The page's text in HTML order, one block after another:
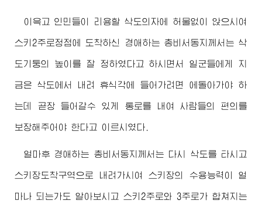
이윽고 인민들이 리용할 삭도의자에 허물없이 앉으시여
스키2주로정점에 도착하신 경애하는 총비서동지께서 는 삭
도기둥의 높이를 잘 정하였다고 하시면서 일군들에게 지
금은 삭도에서 내려 휴식각에 들어가려면 에돌아가야 하
는데 곧장 들어갈수 있게 통로를 내여 사람들의 편의를
보장해주어야 한다고 이르시였다.
얼마후 경애하는 총비서동지께서 는 다시 삭도를 타시고
스키장도착구역으로 내려가시여 스키장의 수용능력이 얼
마나 되는가도 알아보시고 스키2주로와 3주로가 합쳐지는